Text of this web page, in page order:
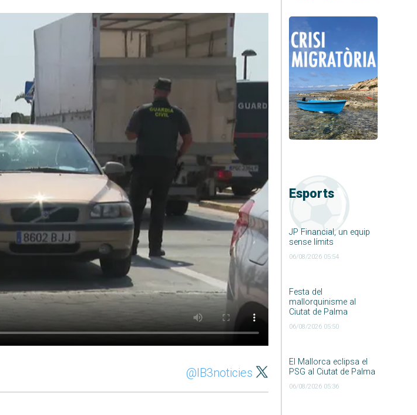
Esports
JP Financial, un equip
sense límits
06/08/2026 05:54
Festa del
mallorquinisme al
Ciutat de Palma
06/08/2026 05:50
El Mallorca eclipsa el
PSG al Ciutat de Palma
06/08/2026 05:36
@IB3noticies